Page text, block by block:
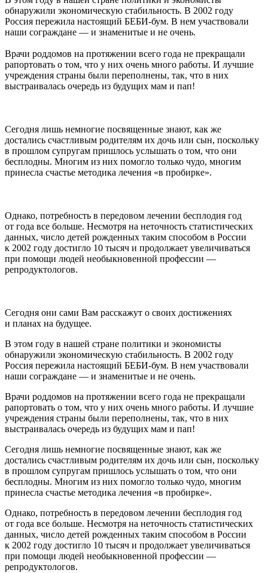
обнаружили экономическую стабильность. В 2002 году
Россия пережила настоящий БЕБИ-бум. В нем участвовали
наши сограждане — и знаменитые и не очень.
Врачи роддомов на протяжении всего года не прекращали
рапортовать о том, что у них очень много работы. И лучшие
учреждения страны были переполнены, так, что в них
выстраивалась очередь из будущих мам и пап!
Сегодня лишь немногие посвященные знают, как же
достались счастливым родителям их дочь или сын, поскольку
в прошлом супругам пришлось услышать о том, что они
бесплодны. Многим из них помогло только чудо, многим
принесла счастье методика лечения «в пробирке».
Однако, потребность в передовом лечении бесплодия год
от года все больше. Несмотря на неточность статистических
данных, число детей рожденных таким способом в России
к 2002 году достигло 10 тысяч и продолжает увеличиваться
при помощи людей необыкновенной профессии —
репродуктологов.
Сегодня они сами Вам расскажут о своих достижениях
и планах на будущее.
В этом году в нашей стране политики и экономисты
обнаружили экономическую стабильность. В 2002 году
Россия пережила настоящий БЕБИ-бум. В нем участвовали
наши сограждане — и знаменитые и не очень.
Врачи роддомов на протяжении всего года не прекращали
рапортовать о том, что у них очень много работы. И лучшие
учреждения страны были переполнены, так, что в них
выстраивалась очередь из будущих мам и пап!
Сегодня лишь немногие посвященные знают, как же
достались счастливым родителям их дочь или сын, поскольку
в прошлом супругам пришлось услышать о том, что они
бесплодны. Многим из них помогло только чудо, многим
принесла счастье методика лечения «в пробирке».
Однако, потребность в передовом лечении бесплодия год
от года все больше. Несмотря на неточность статистических
данных, число детей рожденных таким способом в России
к 2002 году достигло 10 тысяч и продолжает увеличиваться
при помощи людей необыкновенной профессии —
репродуктологов.